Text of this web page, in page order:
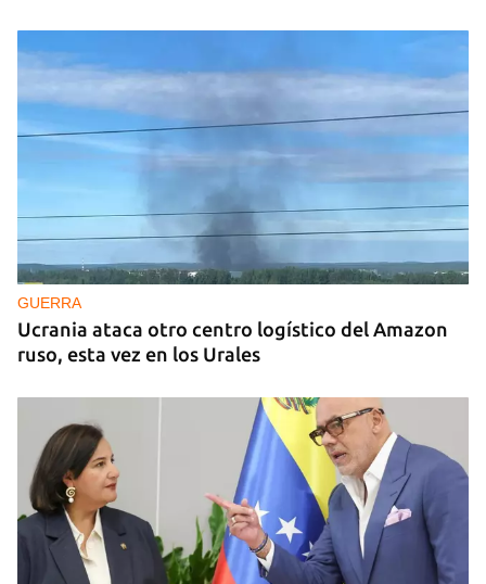
GUERRA
Ucrania ataca otro centro logístico del Amazon
ruso, esta vez en los Urales